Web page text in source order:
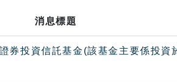
消息標題
券投資信託基金(該基金主要係投資